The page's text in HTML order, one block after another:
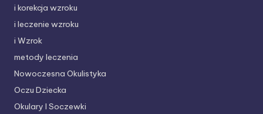
i korekcja wzroku
i leczenie wzroku
i Wzrok
metody leczenia
Nowoczesna Okulistyka
Oczu Dziecka
Okulary I Soczewki